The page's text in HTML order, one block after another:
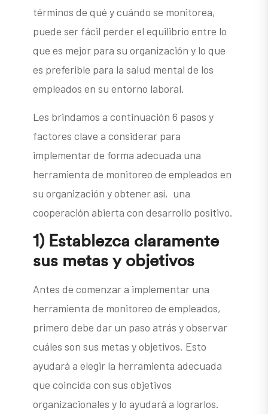
términos de qué y cuándo se monitorea,
puede ser fácil perder el equilibrio entre lo
que es mejor para su organización y lo que
es preferible para la salud mental de los
empleados en su entorno laboral.
Les brindamos a continuación 6 pasos y
factores clave a considerar para
implementar de forma adecuada una
herramienta de monitoreo de empleados en
su organización y obtener así, una
cooperación abierta con desarrollo positivo.
1) Establezca claramente
sus metas y objetivos
Antes de comenzar a implementar una
herramienta de monitoreo de empleados,
primero debe dar un paso atrás y observar
cuáles son sus metas y objetivos. Esto
ayudará a elegir la herramienta adecuada
que coincida con sus objetivos
organizacionales y lo ayudará a lograrlos.